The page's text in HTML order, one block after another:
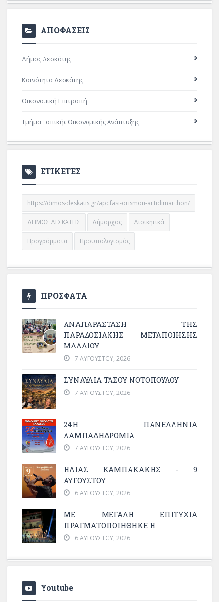
ΑΠΟΦΑΣΕΙΣ
Δήμος Δεσκάτης
Κοινότητα Δεσκάτης
Οικονομική Επιτροπή
Τμήμα Τοπικής Οικονομικής Ανάπτυξης
ΕΤΙΚΕΤΕΣ
https://dimos-deskatis.gr/apofasi-orismou-antidimarchon/
ΔΗΜΟΣ ΔΕΣΚΑΤΗΣ Δήμαρχος Διοικητικά
Προγράμματα Προϋπολογισμός
ΠΡΟΣΦΑΤΑ
ΑΝΑΠΑΡΆΣΤΑΣΗ ΤΗΣ
ΠΑΡΑΔΟΣΙΑΚΉΣ ΜΕΤΑΠΟΊΗΣΗΣ
ΜΑΛΛΙΟΎ
7 ΑΥΓΟΎΣΤΟΥ, 2026
ΣΥΝΑΥΛΙΑ ΤΑΣΟΥ ΝΟΤΟΠΟΥΛΟΥ
7 ΑΥΓΟΎΣΤΟΥ, 2026
24Η ΠΑΝΕΛΛΗΝΙΑ
ΛΑΜΠΑΔΗΔΡΟΜΙΑ
7 ΑΥΓΟΎΣΤΟΥ, 2026
ΗΛΙΑΣ ΚΑΜΠΑΚΑΚΗΣ - 9
ΑΥΓΟΥΣΤΟΥ
6 ΑΥΓΟΎΣΤΟΥ, 2026
ΜΕ ΜΕΓΆΛΗ ΕΠΙΤΥΧΊΑ
ΠΡΑΓΜΑΤΟΠΟΙΉΘΗΚΕ Η
6 ΑΥΓΟΎΣΤΟΥ, 2026
Youtube